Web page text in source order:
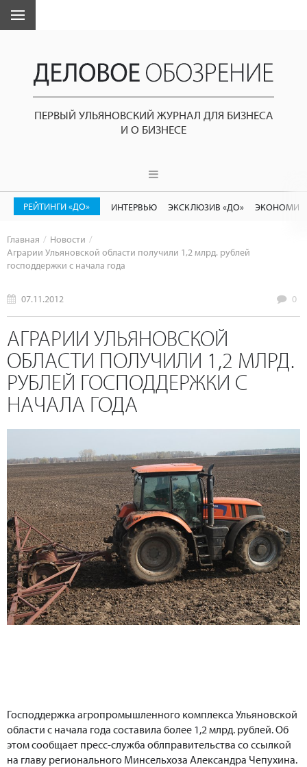
ПЕРВЫЙ УЛЬЯНОВСКИЙ ЖУРНАЛ ДЛЯ БИЗНЕСА
И О БИЗНЕСЕ
РЕЙТИНГИ «ДО» ИНТЕРВЬЮ ЭКСКЛЮЗИВ «ДО»
Главная
Новости
Аграрии Ульяновской области получили 1,2 млрд. рублей
господдержки с начала года
07.11.2012 0
АГРАРИИ УЛЬЯНОВСКОЙ
ОБЛАСТИ ПОЛУЧИЛИ 1,2 МЛРД.
РУБЛЕЙ ГОСПОДДЕРЖКИ С
НАЧАЛА ГОДА
Господдержка агропромышленного комплекса Ульяновской
области с начала года составила более 1,2 млрд. рублей. Об
этом сообщает пресс-служба облправительства со ссылкой
на главу регионального Минсельхоза Александра Чепухина.